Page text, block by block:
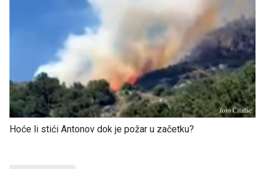
Hoće li stići Antonov dok je požar u začetku?